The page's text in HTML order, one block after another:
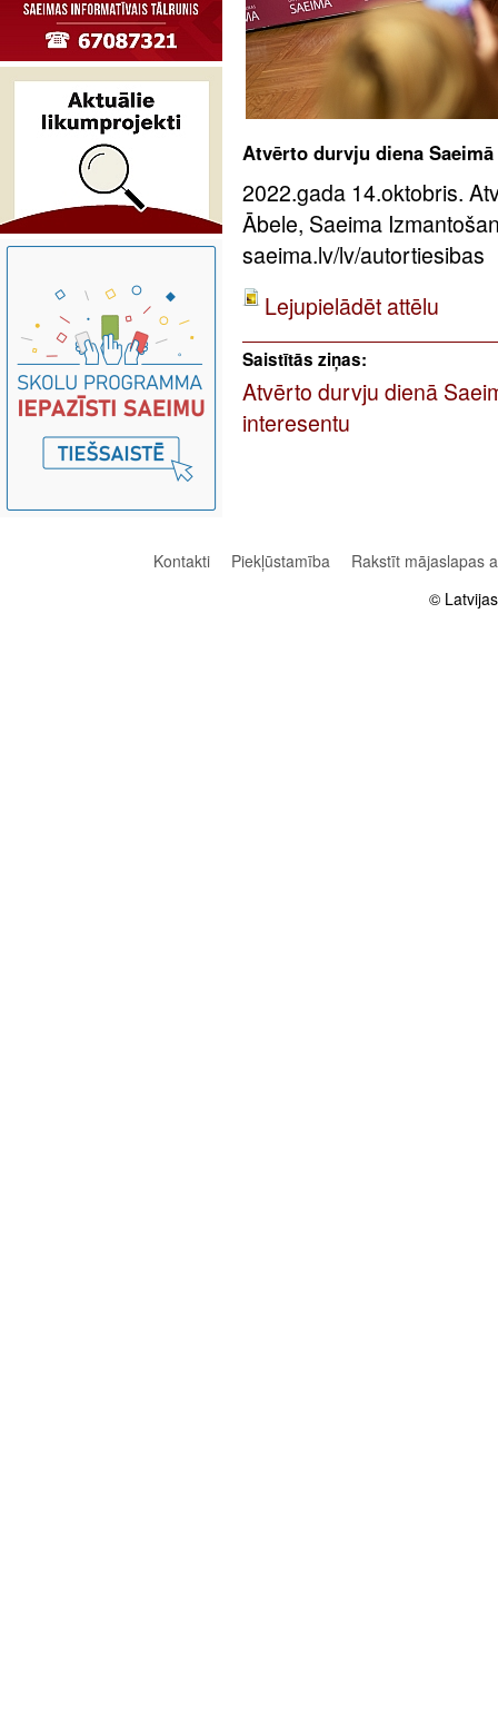
Atvērto durvju diena Saeimā
2022.gada 14.oktobris.
Ābele, Saeima
saeima.lv/lv/autortiesibas
Lejupielādēt attēlu
Saistītās ziņas:
Atvērto durvju dienā
interesentu
Kontakti Piekļūstamība
Rakstīt mājaslapas
©